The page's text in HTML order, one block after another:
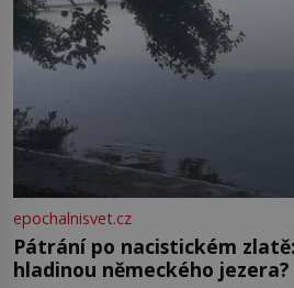
epochalnisvet.cz
Pátrání po nacistickém
hladinou německého jezera?